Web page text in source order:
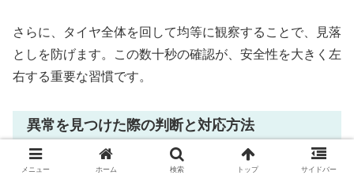
さらに、タイヤ全体を回して均等に観察することで、見落
としを防げます。この数十秒の確認が、安全性を大きく左
右する重要な習慣です。
異常を見つけた際の判断と対応方法
メニュー ホーム 検索 トップ サイドバー